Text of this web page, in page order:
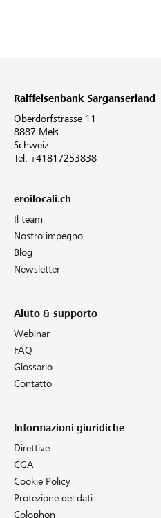
Raiffeisenbank Sarganserland
Oberdorfstrasse 11
8887 Mels
Schweiz
Tel. +41817253838
eroilocali.ch
Il team
Nostro impegno
Blog
Newsletter
Aiuto & supporto
Webinar
FAQ
Glossario
Contatto
Informazioni giuridiche
Direttive
CGA
Cookie Policy
Protezione dei dati
Colophon